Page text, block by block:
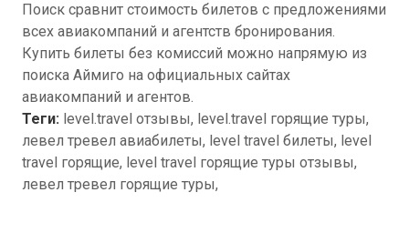
Поиск сравнит стоимость билетов с предложениями
всех авиакомпаний и агентств бронирования.
Купить билеты без комиссий можно напрямую из
поиска Аймиго на официальных сайтах
авиакомпаний и агентов.
Теги: level.travel отзывы, level.travel горящие туры,
левел тревел авиабилеты, level travel билеты, level
travel горящие, level travel горящие туры отзывы,
левел тревел горящие туры,